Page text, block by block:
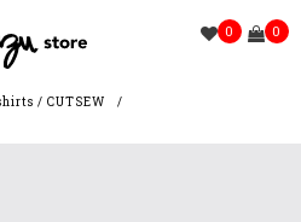
0 0
/ CUTSEW